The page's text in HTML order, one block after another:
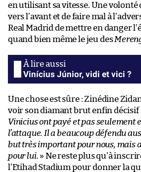
en utilisant sa vitesse. Une volonté
vers l’avant et de faire mal à
Real Madrid de mettre en danger
quand bien même le jeu des
Vinícius Júnior, vidi et vici ?
Une chose est sûre : Zinédine
voir son diamant brut enfin décisif
Vinicius ont payé et pas seulement
l’attaque. Il a beaucoup défendu
but très important pour nous, mais
pour lui. » Ne reste plus qu’à
l’Etihad Stadium pour donner la